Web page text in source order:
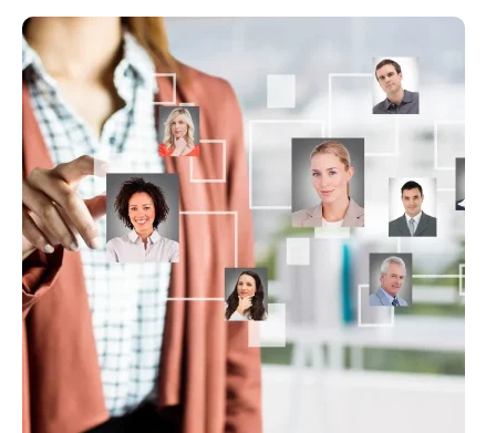
COMO
FUNCIONA
E
QUAIS
OS
BENEFÍCIOS
PARA
O
SETOR
DE
RECURSOS
HUMANOS